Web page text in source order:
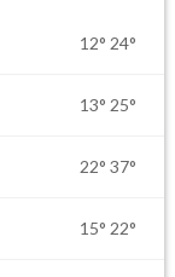
12° 24°
13° 25°
22° 37°
15° 22°